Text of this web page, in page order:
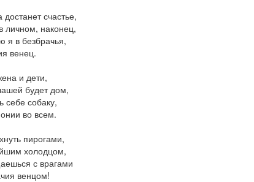
счастье,
личном, наконец,
я в безбрачья,
венец.
и дети,
будет дом,
себе собаку,
во всем.
пирогами,
холодцом,
с врагами
венцом!